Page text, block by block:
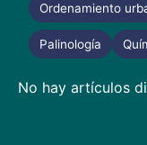
Ordenamiento
Palinología
No hay artículos